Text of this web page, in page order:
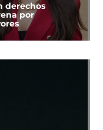
derechos
por